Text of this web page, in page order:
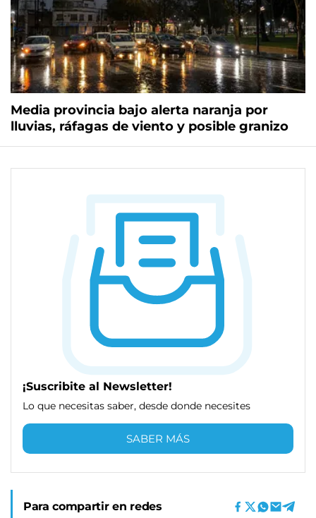
Media provincia bajo alerta naranja por
lluvias, ráfagas de viento y posible granizo
¡Suscribite al Newsletter!
Lo que necesitas saber, desde donde necesites
SABER MÁS
Para compartir en redes